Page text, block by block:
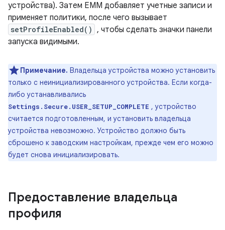
устройства). Затем EMM добавляет учетные записи и
применяет политики, после чего вызывает
setProfileEnabled() , чтобы сделать значки панели
запуска видимыми.
Примечание. Владельца устройства можно установить
только с неинициализированного устройства. Если когда-
либо устанавливались
Settings.Secure.USER_SETUP_COMPLETE , устройство
считается подготовленным, и установить владельца
устройства невозможно. Устройство должно быть
сброшено к заводским настройкам, прежде чем его можно
будет снова инициализировать.
Предоставление владельца
профиля